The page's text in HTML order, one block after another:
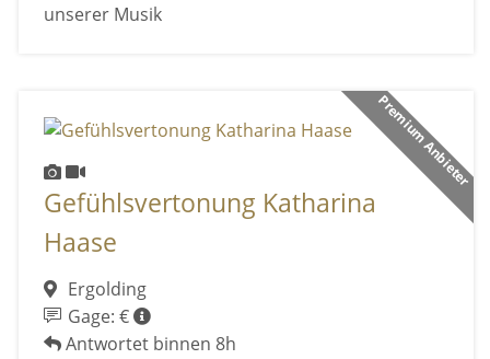
unserer Musik
Premium Anbieter
Gefühlsvertonung Katharina
Haase
Ergolding
Gage: €
Antwortet binnen 8h